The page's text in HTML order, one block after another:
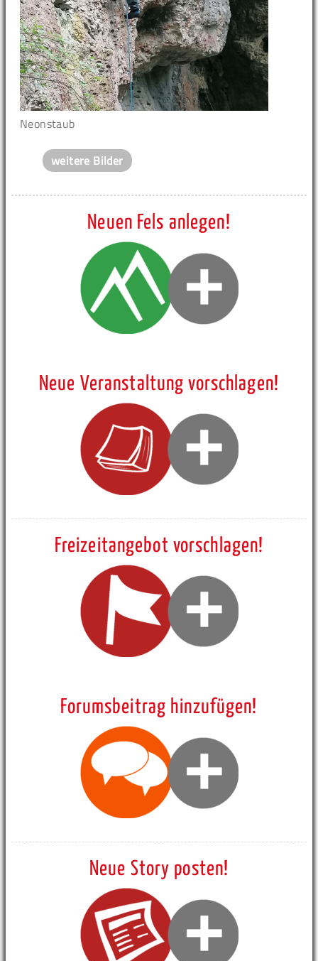
Neonstaub
weitere Bilder
Neuen Fels anlegen!
Neue Veranstaltung vorschlagen!
Freizeitangebot vorschlagen!
Forumsbeitrag hinzufügen!
Neue Story posten!